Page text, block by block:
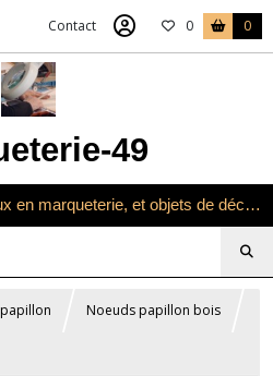
Contact 0 0
49
Noeuds papillon en bois, bijoux en marqueterie, et objets de décoration en marqueterie bois
Noeuds papillon bois